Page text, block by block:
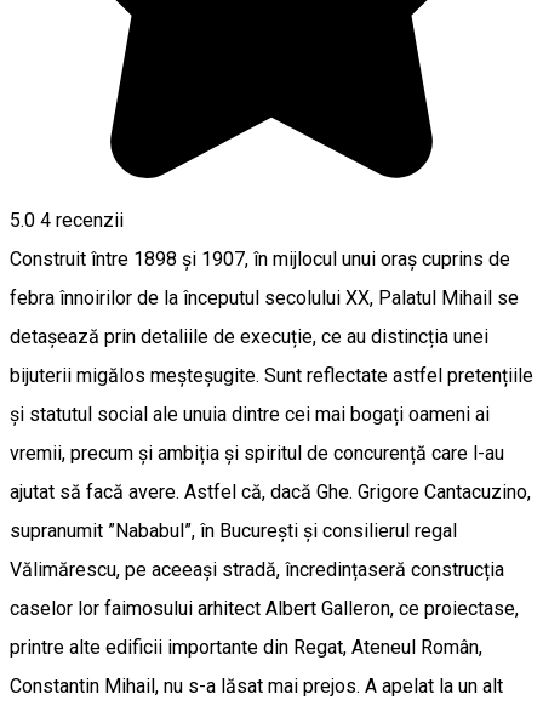
5.0 4 recenzii
Construit între 1898 și 1907, în mijlocul unui oraș cuprins de
febra înnoirilor de la începutul secolului XX, Palatul Mihail se
detașează prin detaliile de execuție, ce au distincția unei
bijuterii migălos meșteșugite. Sunt reflectate astfel pretențiile
și statutul social ale unuia dintre cei mai bogați oameni ai
vremii, precum și ambiția și spiritul de concurență care l-au
ajutat să facă avere. Astfel că, dacă Ghe. Grigore Cantacuzino,
supranumit ”Nababul”, în București și consilierul regal
Vălimărescu, pe aceeași stradă, încredințaseră construcția
caselor lor faimosului arhitect Albert Galleron, ce proiectase,
printre alte edificii importante din Regat, Ateneul Român,
Constantin Mihail, nu s-a lăsat mai prejos. A apelat la un alt